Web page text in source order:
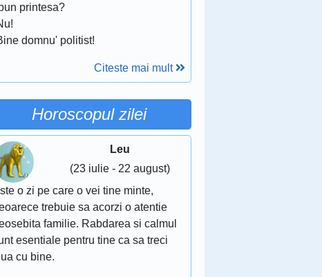
printesa?
domnu' politist!
Citeste mai mult
Horoscopul zilei
Leu
(23 iulie - 22 august)
o zi pe care o vei tine minte,
trebuie sa acorzi o atentie
familie. Rabdarea si calmul
esentiale pentru tine ca sa treci
cu bine.